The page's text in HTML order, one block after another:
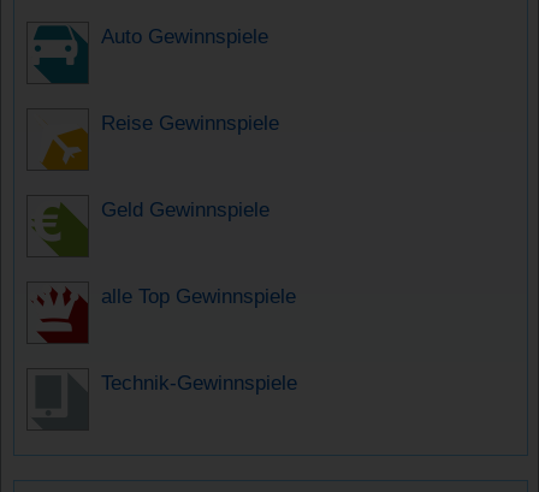
Auto Gewinnspiele
Reise Gewinnspiele
Geld Gewinnspiele
alle Top Gewinnspiele
Technik-Gewinnspiele